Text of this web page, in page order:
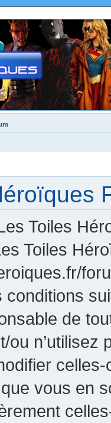
Toiles
Toiles
de
ou n’utilisez
vous en